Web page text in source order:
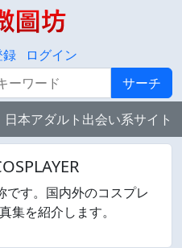
録
ログイン
サーチ
日本アダルト出会い系サイト
です。国内外のコスプレ
集を紹介します。